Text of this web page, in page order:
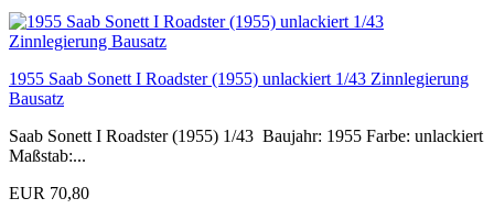
1955 Saab Sonett I Roadster (1955) unlackiert 1/43 Zinnlegierung
Bausatz
Saab Sonett I Roadster (1955) 1/43 Baujahr: 1955 Farbe: unlackiert
Maßstab:...
EUR 70,80